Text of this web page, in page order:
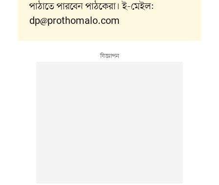
পাঠাতে পারবেন পাঠকেরা। ই-মেইল:
dp@prothomalo.com